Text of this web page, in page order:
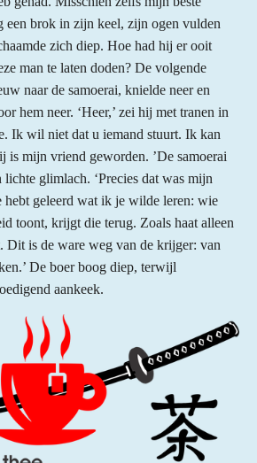
een brok in zijn keel, zijn ogen vulden
zich diep. Hoe had hij er ooit
man te laten doden? De volgende
naar de samoerai, knielde neer en
hem neer. ‘Heer,’ zei hij met tranen in
Ik wil niet dat u iemand stuurt. Ik kan
is mijn vriend geworden. ’De samoerai
lichte glimlach. ‘Precies dat was mijn
hebt geleerd wat ik je wilde leren: wie
toont, krijgt die terug. Zoals haat alleen
Dit is de ware weg van de krijger: van
De boer boog diep, terwijl
aankeek.